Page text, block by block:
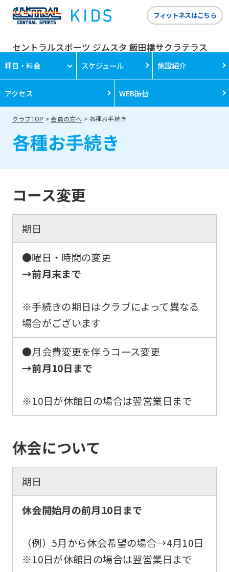
セントラルスポーツ ジムスタ 飯田橋サクラテラス
フィットネスはこちら
種目・料金 スケジュール 施設紹介
アクセス WEB振替
クラブTOP 会員の方へ 各種お手続き
各種お手続き
コース変更
期日
●曜日・時間の変更
→前月末まで
※手続きの期日はクラブによって異なる
場合がございます
●月会費変更を伴うコース変更
→前月10日まで
※10日が休館日の場合は翌営業日まで
休会について
期日
休会開始月の前月10日まで
（例）5月から休会希望の場合→4月10日
※10日が休館日の場合は翌営業日まで
Sports
official
is
automatically